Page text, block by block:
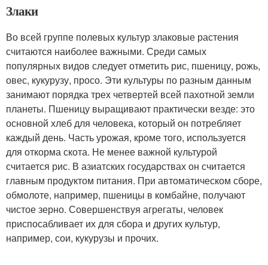
Злаки
Во всей группе полевых культур злаковые растения
считаются наиболее важными. Среди самых
популярных видов следует отметить рис, пшеницу, рожь,
овес, кукурузу, просо. Эти культуры по разным данным
занимают порядка трех четвертей всей пахотной земли
планеты. Пшеницу выращивают практически везде: это
основной хлеб для человека, который он потребляет
каждый день. Часть урожая, кроме того, используется
для откорма скота. Не менее важной культурой
считается рис. В азиатских государствах он считается
главным продуктом питания. При автоматическом сборе,
обмолоте, например, пшеницы в комбайне, получают
чистое зерно. Совершенствуя агрегаты, человек
приспосабливает их для сбора и других культур,
например, сои, кукурузы и прочих.